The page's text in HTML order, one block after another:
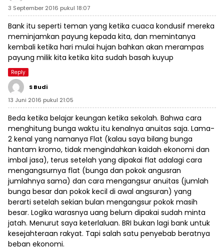
3 September 2016 pukul 18:07
Bank itu seperti teman yang ketika cuaca kondusif mereka
meminjamkan payung kepada kita, dan memintanya
kembali ketika hari mulai hujan bahkan akan merampas
payung milik kita ketika kita sudah basah kuyup
Reply
S Budi
13 Juni 2016 pukul 21:05
Beda ketika belajar keungan ketika sekolah. Bahwa cara
menghitung bunga waktu itu kenalnya anuitas saja. Lama-
2 kenal yang namanya Flat (kalau saya bilang bunga
hantam kromo, tidak mengindahkan kaidah ekonomi dan
imbal jasa), terus setelah yang dipakai flat adalagi cara
mengangsurnya flat (bunga dan pokok angusran
jumlahnya sama) dan cara mengangsur anuitas (jumlah
bunga besar dan pokok kecil di awal angsuran) yang
berarti setelah sekian bulan mengangsur pokok masih
besar. Logika warasnya uang belum dipakai sudah minta
jatah. Menurut saya keterlaluan. BRI bukan lagi bank untuk
kesejahteraan rakyat. Tapi salah satu penyebab beratnya
beban ekonomi.